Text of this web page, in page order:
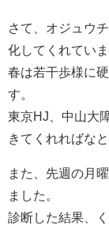
さて、オジュウ
化してくれていま
春は若干歩様に
す。
東京HJ、中山大
きてくれればな
また、先週の月
ました。
診断した結果、